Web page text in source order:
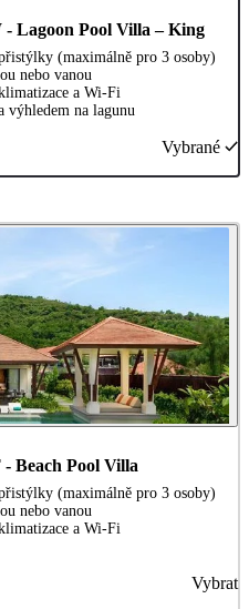
Lagoon Pool Villa – King
(maximálně pro 3 osoby)
nebo vanou
a Wi-Fi
výhledem na lagunu
Vybrané
Beach Pool Villa
(maximálně pro 3 osoby)
nebo vanou
a Wi-Fi
Vybrat